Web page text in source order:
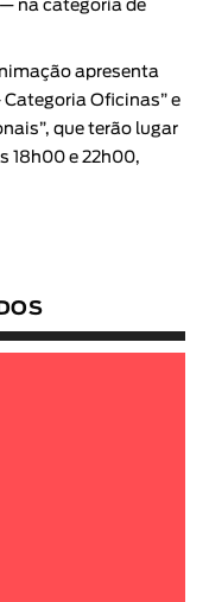
— na categoria de
apresenta
Categoria Oficinas” e
que terão lugar
18h00 e 22h00,